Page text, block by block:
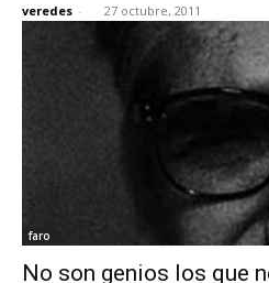
veredes - 27 octubre, 2011
faro
No son genios los que